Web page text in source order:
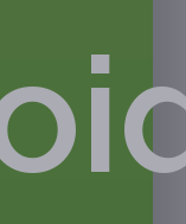
—
плотной